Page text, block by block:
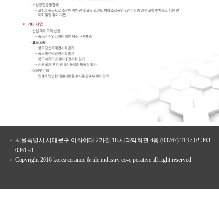
서울특별시 서대문구 이화여대 2가길 18 세라믹회관 4층 (03767) TEL: 02-363-
0361~3
Copyright 2016 korea ceramic & tile industry co-o perative all right reserved